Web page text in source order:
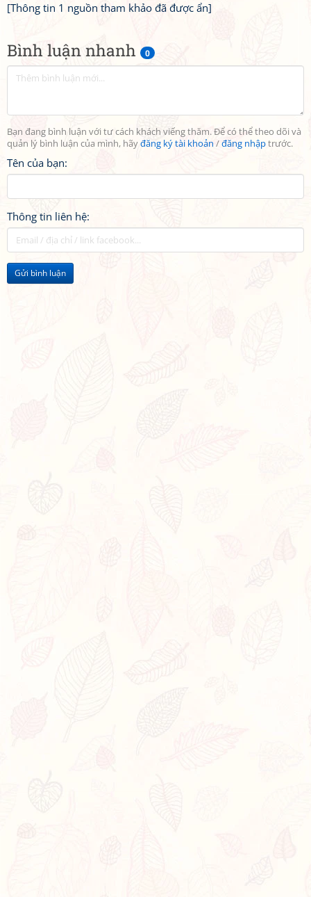
Bình luận nhanh 0
Bạn đang bình luận với tư cách khách viếng thăm. Để có thể theo dõi và
quản lý bình luận của mình, hãyđăng ký tài khoản /đăng nhậptrước.
Tên của bạn:
Thông tin liên hệ:
Gửi bình luận
[Thông tin 1 nguồn tham khảo đã được ẩn]